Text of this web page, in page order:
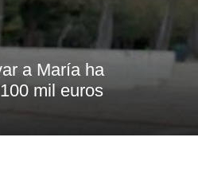
a María ha
mil euros